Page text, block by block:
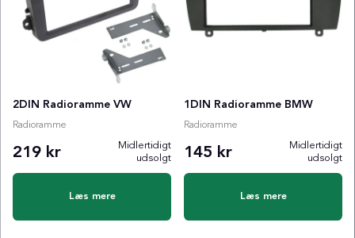
2DIN Radioramme VW
Radioramme
219 kr
Midlertidigt
udsolgt
Læs mere
1DIN Radioramme BMW
Radioramme
145 kr
Midlertidigt
udsolgt
Læs mere